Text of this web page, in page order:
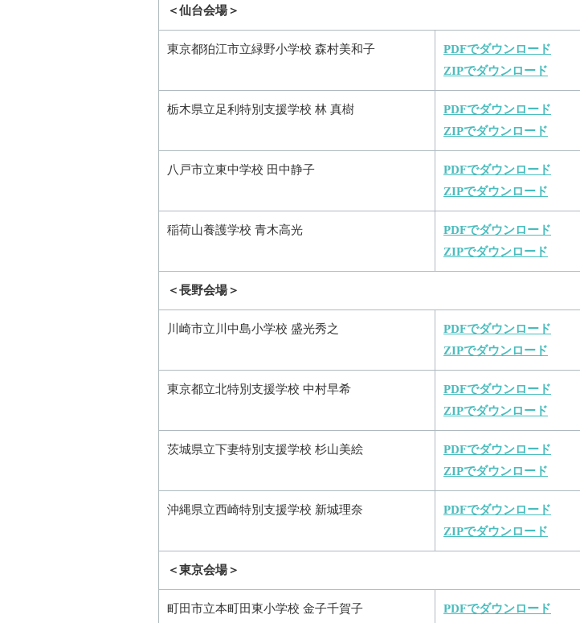
＜仙台会場＞
東京都狛江市立緑野小学校 森村美和子
PDFでダウンロード
ZIPでダウンロード
栃木県立足利特別支援学校 林 真樹
PDFでダウンロード
ZIPでダウンロード
八戸市立東中学校 田中静子
PDFでダウンロード
ZIPでダウンロード
稲荷山養護学校 青木高光
PDFでダウンロード
ZIPでダウンロード
＜長野会場＞
川崎市立川中島小学校 盛光秀之
PDFでダウンロード
ZIPでダウンロード
東京都立北特別支援学校 中村早希
PDFでダウンロード
ZIPでダウンロード
茨城県立下妻特別支援学校 杉山美絵
PDFでダウンロード
ZIPでダウンロード
沖縄県立西崎特別支援学校 新城理奈
PDFでダウンロード
ZIPでダウンロード
＜東京会場＞
町田市立本町田東小学校 金子千賀子
PDFでダウンロード